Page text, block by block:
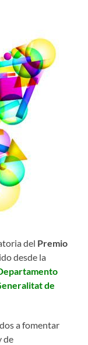
del Premio
desde la
de
a fomentar
de